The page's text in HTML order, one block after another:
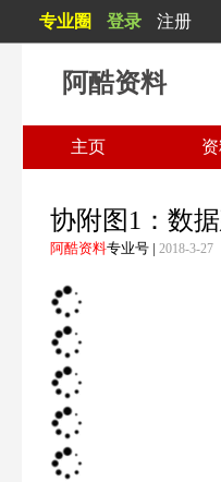
专业圈 登录 注册
阿酷资料
主页
协附图1：数
阿酷资料专业号 | 2018-3-27